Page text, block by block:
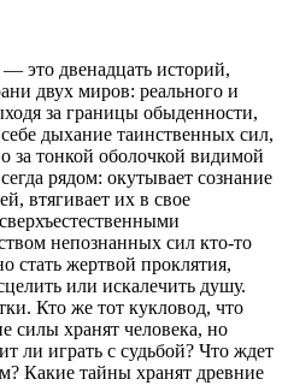
это двенадцать историй,
двух миров: реального и
за границы обыденности,
дыхание таинственных сил,
за тонкой оболочкой видимой
рядом: окутывает сознание
втягивает их в свое
непознанных сил кто-то
стать жертвой проклятия,
или искалечить душу.
Кто же тот кукловод, что
силы хранят человека, но
ли играть с судьбой? Что ждет
Какие тайны хранят древние